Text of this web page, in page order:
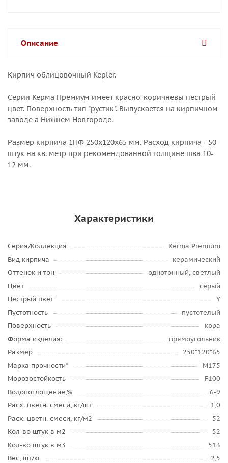
Описание
Кирпич облицовочный Kepler.
Серии Керма Премиум имеет красно-коричневы пестрый
цвет. Поверхность тип "рустик". Выпускается на кирпичном
заводе а Нижнем Новгороде.
Размер кирпича 1НФ 250х120х65 мм. Расход кирпича - 50
штук на кв. метр при рекомендованной толщине шва 10-
12 мм.
Характеристики
Серия/Коллекция
Kerma Premium
Вид кирпича
керамический
Оттенок и тон
однотонный, светлый
Цвет
серый
Пестрый цвет
Y
Пустотность
пустотелый
Поверхность
кора
Форма изделия:
прямоугольник
Размер
250*120*65
Марка прочности*
М175
Морозостойкость
F100
Водопоглощение,%
6-9
Расх. цветн. смеси, кг/шт
1,0
Расх. цветн. смеси, кг/м2
52
Кол-во штук в м2
52
Кол-во штук в м3
513
Вес, шт/кг
2,5